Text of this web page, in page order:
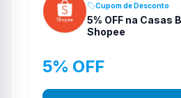
Cupom de Desconto
5% OFF na Casas
Shopee
5% OFF